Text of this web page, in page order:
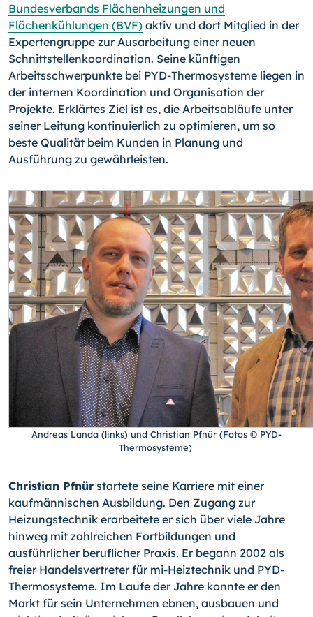
Bundesverbands Flächenheizungen und
Flächenkühlungen (BVF) aktiv und dort Mitglied in der
Expertengruppe zur Ausarbeitung einer neuen
Schnittstellenkoordination. Seine künftigen
Arbeitsschwerpunkte bei PYD-Ther­mosysteme liegen in
der internen Koordination und Organisation der
Projekte. Erklärtes Ziel ist es, die Arbeitsabläufe unter
seiner Leitung kontinuierlich zu optimieren, um so
beste Qualität beim Kunden in Planung und
Ausführung zu gewährleisten.
Andreas Landa (links) und Christian Pfnür (Fotos © PYD-
Thermosysteme)
Christian Pfnür startete seine Karriere mit einer
kaufmännischen Ausbildung. Den Zugang zur
Heizungstechnik erarbeitete er sich über viele Jahre
hinweg mit zahlreichen Fortbildungen und
ausführlicher beruflicher Praxis. Er begann 2002 als
freier Handelsvertreter für mi-Heiztechnik und PYD-
Thermosysteme. Im Laufe der Jahre konnte er den
Markt für sein Unternehmen ebnen, ausbauen und